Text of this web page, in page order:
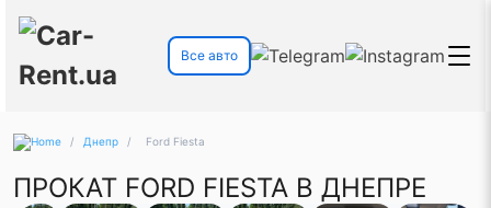
Все авто
/ Днепр / Ford Fiesta
ПРОКАТ FORD FIESTA В ДНЕПРЕ